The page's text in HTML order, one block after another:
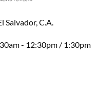
Salvador, C.A.
- 12:30pm / 1:30pm